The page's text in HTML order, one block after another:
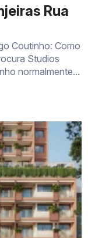
Rua
Coutinho: Como
Studios
normalmente...